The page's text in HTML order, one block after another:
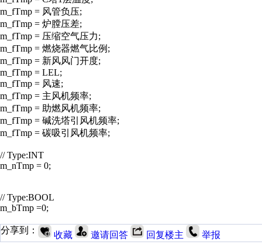
m_fTmp = 风管负压;
m_fTmp = 炉膛压差;
m_fTmp = 压缩空气压力;
m_fTmp = 燃烧器燃气比例;
m_fTmp = 新风风门开度;
m_fTmp = LEL;
m_fTmp = 风速;
m_fTmp = 主风机频率;
m_fTmp = 助燃风机频率;
m_fTmp = 碱洗塔引风机频率;
m_fTmp = 碳吸引风机频率;
// Type:INT
m_nTmp = 0;
// Type:BOOL
m_bTmp =0;
分享到： 收藏 邀请回答 回复楼主 举报